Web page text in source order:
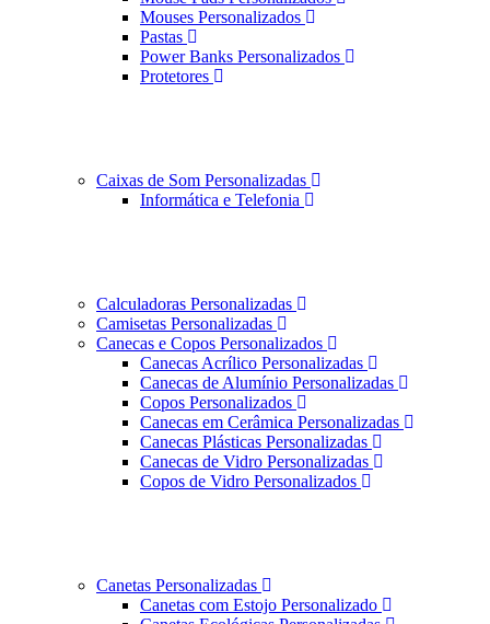
Mouses Personalizados
Pastas
Power Banks Personalizados
Protetores
Caixas de Som Personalizadas
Informática e Telefonia
Calculadoras Personalizadas
Camisetas Personalizadas
Canecas e Copos Personalizados
Canecas Acrílico Personalizadas
Canecas de Alumínio Personalizadas
Copos Personalizados
Canecas em Cerâmica Personalizadas
Canecas Plásticas Personalizadas
Canecas de Vidro Personalizadas
Copos de Vidro Personalizados
Canetas Personalizadas
Canetas com Estojo Personalizado